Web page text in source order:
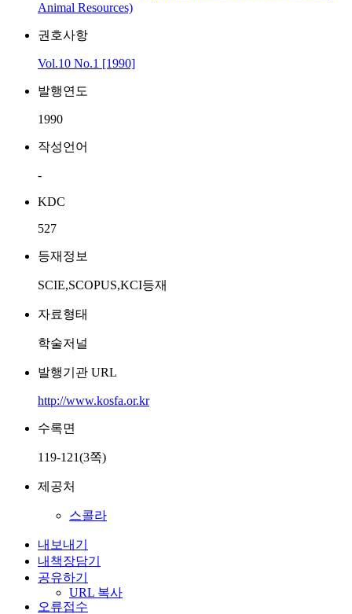
Animal Resources)
권호사항
Vol.10 No.1 [1990]
발행연도
1990
작성언어
-
KDC
527
등재정보
SCIE,SCOPUS,KCI등재
자료형태
학술저널
발행기관 URL
http://www.kosfa.or.kr
수록면
119-121(3쪽)
제공처
스콜라
내보내기
내책장담기
공유하기
URL 복사
오류접수